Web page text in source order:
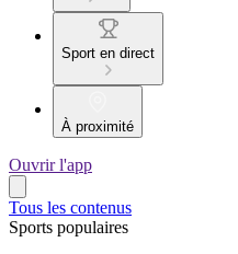
Sport en direct
À proximité
Ouvrir l'app
Tous les contenus
Sports populaires